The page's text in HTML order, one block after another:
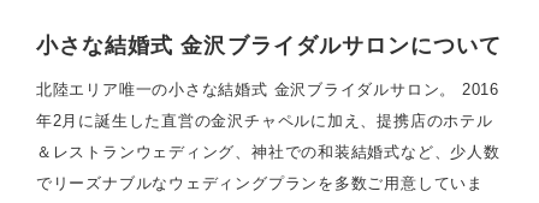
小さな結婚式 金沢ブライダルサロンについて
北陸エリア唯一の小さな結婚式 金沢ブライダルサロン。 2016
年2月に誕生した直営の金沢チャペルに加え、提携店のホテル
＆レストランウェディング、神社での和装結婚式など、少人数
でリーズナブルなウェディングプランを多数ご用意していま